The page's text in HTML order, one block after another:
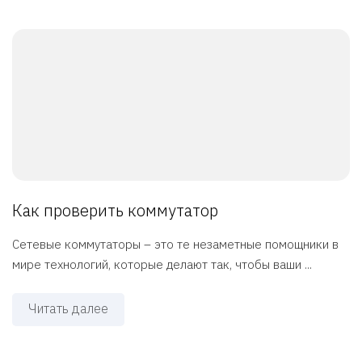
Как проверить коммутатор
Сетевые коммутаторы – это те незаметные помощники в
мире технологий, которые делают так, чтобы ваши ...
Читать далее